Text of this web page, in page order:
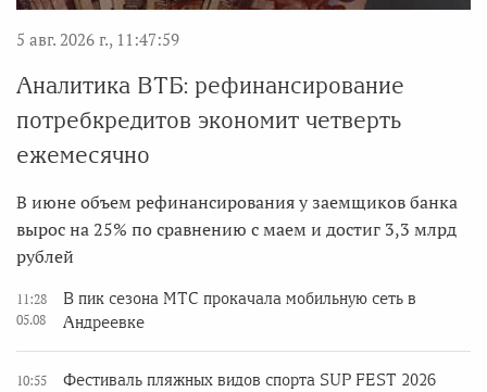
5 авг. 2026 г., 11:47:59
Аналитика ВТБ: рефинансирование
потребкредитов экономит четверть
ежемесячно
В июне объем рефинансирования у заемщиков банка
вырос на 25% по сравнению с маем и достиг 3,3 млрд
рублей
11:28
05.08
В пик сезона МТС прокачала мобильную сеть в
Андреевке
10:55
Фестиваль пляжных видов спорта SUP FEST 2026